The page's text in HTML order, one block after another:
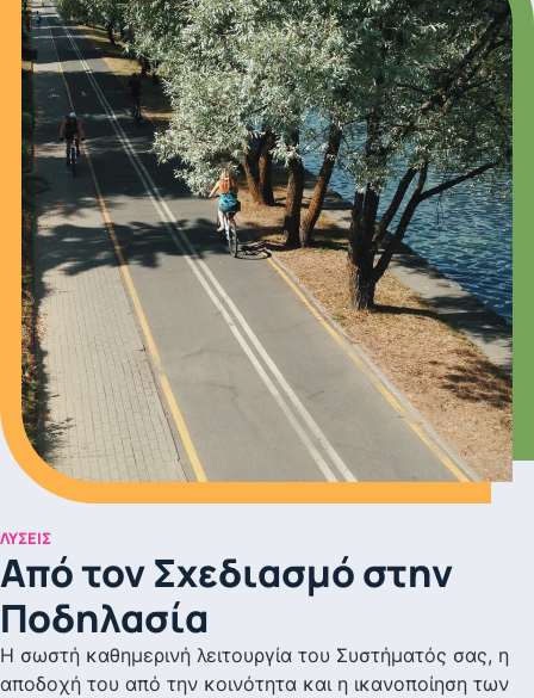
ΛΎΣΕΙΣ
Από τον Σχεδιασμό στην
Ποδηλασία
Η σωστή καθημερινή λειτουργία του Συστήματός σας, η
αποδοχή του από την κοινότητα και η ικανοποίηση των